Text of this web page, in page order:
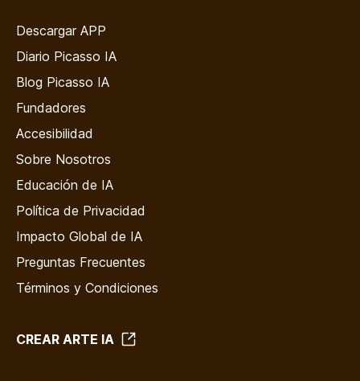
Descargar APP
Diario Picasso IA
Blog Picasso IA
Fundadores
Accesibilidad
Sobre Nosotros
Educación de IA
Política de Privacidad
Impacto Global de IA
Preguntas Frecuentes
Términos y Condiciones
CREAR ARTE IA